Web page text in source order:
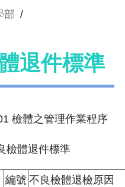
部 /
退件標準
檢體之管理作業程序
檢體退件標準
編號 不良檢體退檢原因